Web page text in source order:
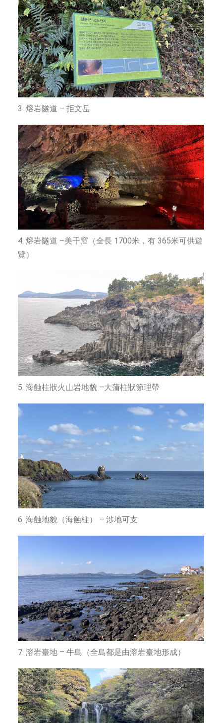
3. 熔岩隧道 – 拒文岳
4. 熔岩隧道 –美千窟（全長 1700米，有 365米可供遊
覽）
5. 海蝕柱狀火山岩地貌 –大蒲柱狀節理帶
6. 海蝕地貌（海蝕柱） – 涉地可支
7. 溶岩臺地 – 牛島（全島都是由溶岩臺地形成）